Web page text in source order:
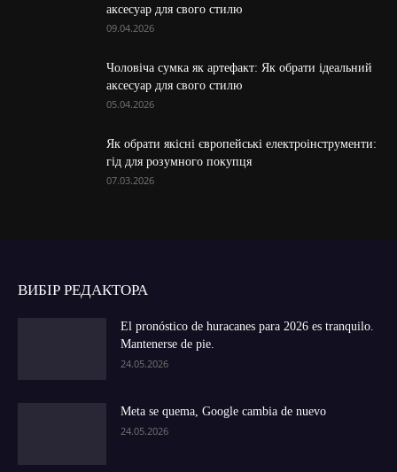
аксесуар для свого стилю
09.04.2026
Чоловіча сумка як артефакт: Як обрати ідеальний
аксесуар для свого стилю
05.04.2026
Як обрати якісні європейські електроінструменти:
гід для розумного покупця
07.03.2026
ВИБІР РЕДАКТОРА
El pronóstico de huracanes para 2026 es tranquilo.
Mantenerse de pie.
24.05.2026
Meta se quema, Google cambia de nuevo
24.05.2026